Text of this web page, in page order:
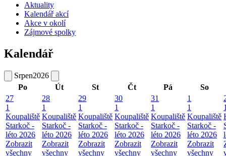
Aktuality
Kalendář akcí
Akce v okolí
Zájmové spolky
Kalendář
Srpen2026
Po
Út St Čt Pá
So
27
1
Koupaliště
Starkoč -
léto 2026
Zobrazit
všechny
28
1
Koupaliště
Starkoč -
léto 2026
Zobrazit
všechny
29
1
Koupaliště
Starkoč -
léto 2026
Zobrazit
všechny
30
1
Koupaliště
Starkoč -
léto 2026
Zobrazit
všechny
31
1
Koupaliště
Starkoč -
léto 2026
Zobrazit
všechny
1
1
Koupaliště
Starkoč -
léto 2026
Zobrazit
všechny